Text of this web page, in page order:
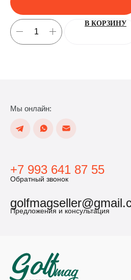
В КОРЗИНУ
+7 993 641 87 55
Обратный звонок
Предложения и консультация
Мы онлайн: